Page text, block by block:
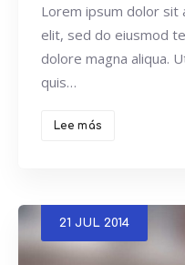
Lorem ipsum dolor sit
elit, sed do eiusmod
dolore magna aliqua.
quis…
Lee más
21 JUL 2014